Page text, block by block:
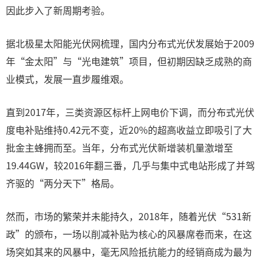
因此步入了新周期考验。
据北极星太阳能光伏网梳理，国内分布式光伏发展始于2009
年“金太阳”与“光电建筑”项目，但初期因缺乏成熟的商
业模式，发展一直步履维艰。
直到2017年，三类资源区标杆上网电价下调，而分布式光伏
度电补贴维持0.42元不变，近20%的超高收益立即吸引了大
批金主蜂拥而至。当年，分布式光伏新增装机量激增至
19.44GW，较2016年翻三番，几乎与集中式电站形成了并驾
齐驱的“两分天下”格局。
然而，市场的繁荣并未能持久，2018年，随着光伏“531新
政”的颁布，一场以削减补贴为核心的风暴席卷而来，在这
场突如其来的风暴中，毫无风险抵抗能力的经销商成为最为